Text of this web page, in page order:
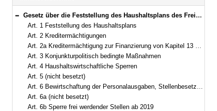
Bereich reduzieren
Gesetz über die Feststellung des Haushaltsplans des Freistaates Bayern für die Haushaltsjahre 2019 und 2020 (Haushaltsgesetz 2019/2020 – HG 2019/2020) Vom 24. Mai 2019 (GVBl. S. 266) BayRS 630-2-22-F (Art. 1–18)
Art. 1 Feststellung des Haushaltsplans
Art. 2 Kreditermächtigungen
Art. 2a Kreditermächtigung zur Finanzierung von Kapitel 13 19 – Sonderfonds Corona-Pandemie
Art. 3 Konjunkturpolitisch bedingte Maßnahmen
Art. 4 Haushaltswirtschaftliche Sperren
Art. 5 (nicht besetzt)
Art. 6 Bewirtschaftung der Personalausgaben, Stellenbesetzung
Art. 6a (nicht besetzt)
Art. 6b Sperre frei werdender Stellen ab 2019